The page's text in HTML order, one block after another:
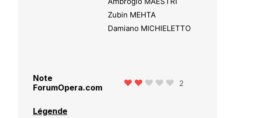
Zubin MEHTA
Damiano MICHIELETTO
Note
ForumOpera.com
2
Légende